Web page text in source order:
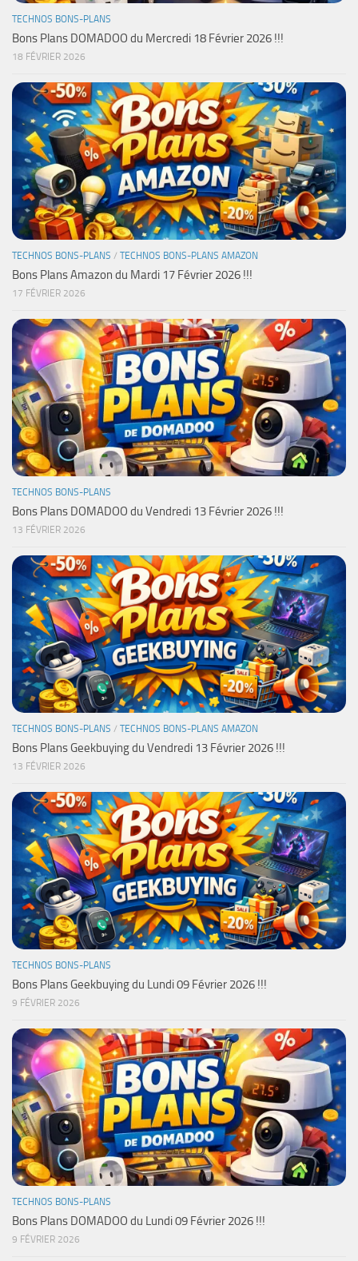
TECHNOS BONS-PLANS
Bons Plans DOMADOO du Mercredi 18 Février 2026 !!!
18 FÉVRIER 2026
TECHNOS BONS-PLANS / TECHNOS BONS-PLANS AMAZON
Bons Plans Amazon du Mardi 17 Février 2026 !!!
17 FÉVRIER 2026
TECHNOS BONS-PLANS
Bons Plans DOMADOO du Vendredi 13 Février 2026 !!!
13 FÉVRIER 2026
TECHNOS BONS-PLANS / TECHNOS BONS-PLANS AMAZON
Bons Plans Geekbuying du Vendredi 13 Février 2026 !!!
13 FÉVRIER 2026
TECHNOS BONS-PLANS
Bons Plans Geekbuying du Lundi 09 Février 2026 !!!
9 FÉVRIER 2026
TECHNOS BONS-PLANS
Bons Plans DOMADOO du Lundi 09 Février 2026 !!!
9 FÉVRIER 2026